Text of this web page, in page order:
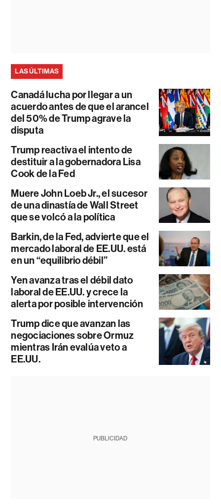
LAS ÚLTIMAS
Canadá lucha por llegar a un
acuerdo antes de que el arancel
del 50% de Trump agrave la
disputa
Trump reactiva el intento de
destituir a la gobernadora Lisa
Cook de la Fed
Muere John Loeb Jr., el sucesor
de una dinastía de Wall Street
que se volcó a la política
Barkin, de la Fed, advierte que el
mercado laboral de EE.UU. está
en un “equilibrio débil”
Yen avanza tras el débil dato
laboral de EE.UU. y crece la
alerta por posible intervención
Trump dice que avanzan las
negociaciones sobre Ormuz
mientras Irán evalúa veto a
EE.UU.
PUBLICIDAD